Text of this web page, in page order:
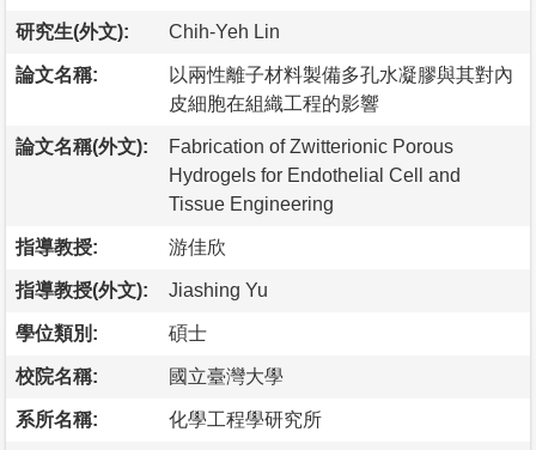
研究生(外文): Chih-Yeh Lin
論文名稱:
以兩性離子材料製備多孔水凝膠與其對內
皮細胞在組織工程的影響
論文名稱(外文):
Fabrication of Zwitterionic Porous
Hydrogels for Endothelial Cell and
Tissue Engineering
指導教授: 游佳欣
指導教授(外文): Jiashing Yu
學位類別: 碩士
校院名稱: 國立臺灣大學
系所名稱: 化學工程學研究所